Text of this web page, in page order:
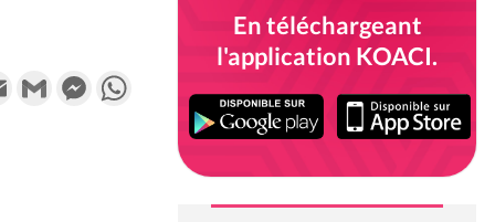
Email Gmail Messenger
En téléchargeant
l'application KOACI.